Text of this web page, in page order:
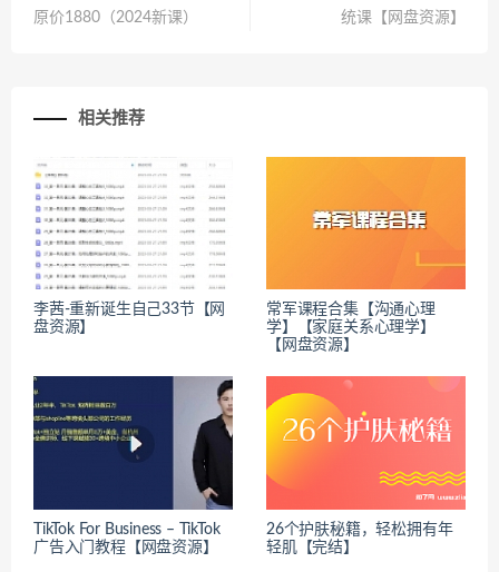
原价1880（2024新课）
统课【网盘资源】
相关推荐
李茜-重新诞生自己33节【网
盘资源】
常军课程合集【沟通心理
学】【家庭关系心理学】
【网盘资源】
TikTok For Business – TikTok
广告入门教程【网盘资源】
26个护肤秘籍，轻松拥有年
轻肌【完结】